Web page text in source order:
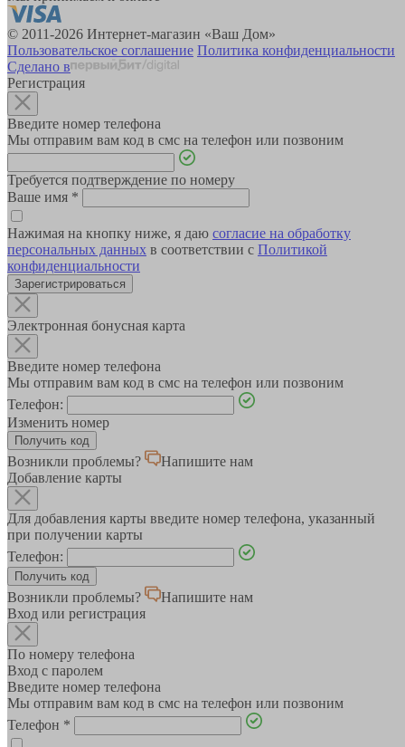
© 2011-2026 Интернет-магазин «Ваш Дом»
Пользовательское соглашение Политика конфиденциальности
Сделано в
Регистрация
Введите номер телефона
Мы отправим вам код в смс на телефон или позвоним
Требуется подтверждение по номеру
Ваше имя *
Нажимая на кнопку ниже, я даю согласие на обработку
персональных данных в соответствии с Политикой
конфиденциальности
Зарегистрироваться
Электронная бонусная карта
Введите номер телефона
Мы отправим вам код в смс на телефон или позвоним
Телефон:
Изменить номер
Возникли проблемы?
Напишите нам
Добавление карты
Для добавления карты введите номер телефона, указанный
при получении карты
Телефон:
Возникли проблемы?
Напишите нам
Вход или регистрация
По номеру телефона
Вход с паролем
Введите номер телефона
Мы отправим вам код в смс на телефон или позвоним
Телефон *